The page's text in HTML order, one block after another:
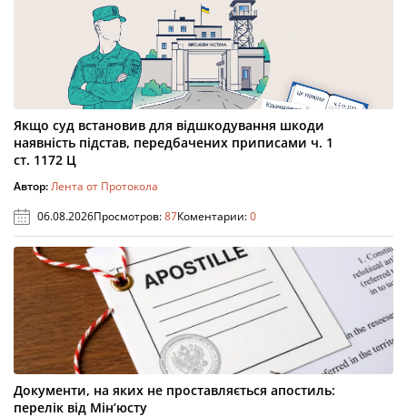
Якщо суд встановив для відшкодування шкоди
наявність підстав, передбачених приписами ч. 1
ст. 1172 Ц
Автор:Лента от Протокола
06.08.2026Просмотров:87Коментарии:0
Документи, на яких не проставляється апостиль:
перелік від Мін’юсту